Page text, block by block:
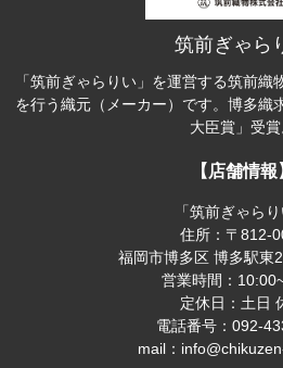
筑前ぎゃら
「筑前ぎゃらりい」を運営する筑前
を行う織元（メーカー）です。博多織
大臣賞」受賞
【店舗情報
「筑前ぎゃらり
住所：〒812-
福岡市博多区 博多駅東
営業時間：
定休日：土日
電話番号：092-
mail：